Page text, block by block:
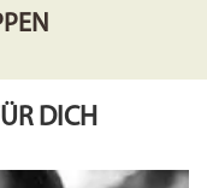
DICH